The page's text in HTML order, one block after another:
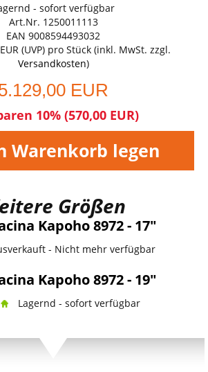
- sofort verfügbar
Art.Nr. 1250011113
EAN 9008594493032
(UVP) pro Stück (inkl. MwSt. zzgl.
Versandkosten)
EUR
10% (570,00 EUR)
Warenkorb legen
Größen
Kapoho 8972 - 17"
- Nicht mehr verfügbar
Kapoho 8972 - 19"
Lagernd - sofort verfügbar